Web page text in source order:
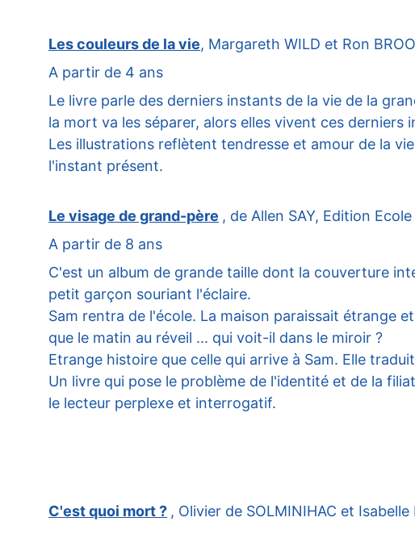
Les couleurs de la vie, Margareth WILD et Ron
A partir de 4 ans
Le livre parle des derniers instants de la vie de la
la mort va les séparer, alors elles vivent ces
Les illustrations reflètent tendresse et amour de la
l'instant présent.
Le visage de grand-père , de Allen SAY, Edition
A partir de 8 ans
C'est un album de grande taille dont la couverture
petit garçon souriant l'éclaire.
Sam rentra de l'école. La maison paraissait étrange
que le matin au réveil ... qui voit-il dans le miroir ?
Etrange histoire que celle qui arrive à Sam. Elle
Un livre qui pose le problème de l'identité et de la
le lecteur perplexe et interrogatif.
C'est quoi mort ? , Olivier de SOLMINIHAC et